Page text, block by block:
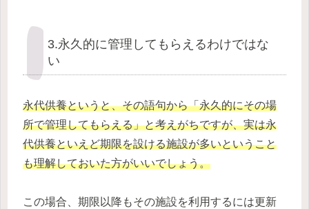
3.永久的に管理してもらえるわけではな
い
永代供養というと、その語句から「永久的にその場
所で管理してもらえる」と考えがちですが、実は永
代供養といえど期限を設ける施設が多いということ
も理解しておいた方がいいでしょう。
この場合、期限以降もその施設を利用するには更新